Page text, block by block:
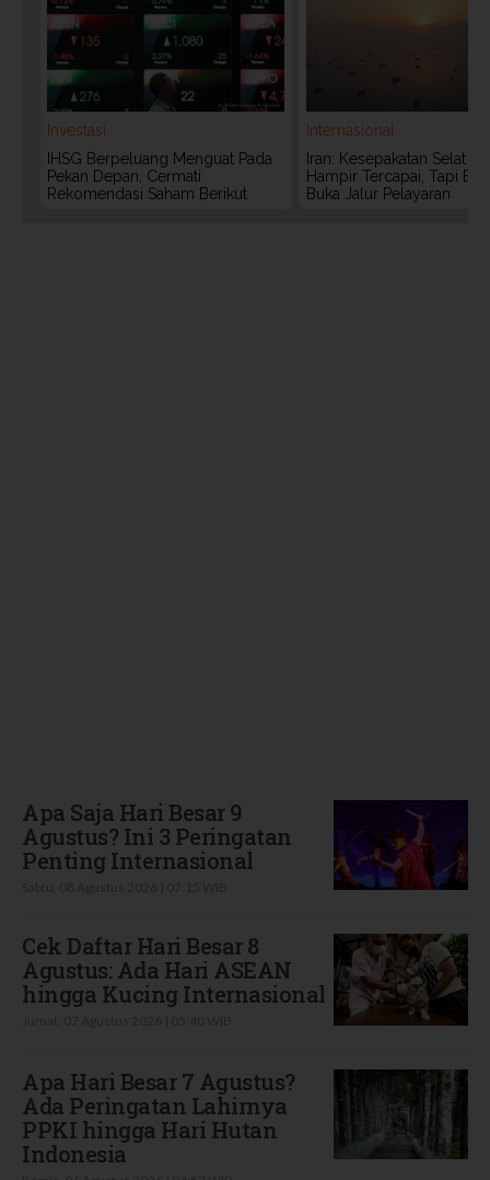
Investasi
IHSG Berpeluang Menguat Pada
Pekan Depan, Cermati
Rekomendasi Saham Berikut
Internasional
Iran: Kesepakatan Selat
Hampir Tercapai, Tapi
Buka Jalur Pelayaran
Apa Saja Hari Besar 9
Agustus? Ini 3 Peringatan
Penting Internasional
Cek Daftar Hari Besar 8
Agustus: Ada Hari ASEAN
hingga Kucing Internasional
Apa Hari Besar 7 Agustus?
Ada Peringatan Lahirnya
PPKI hingga Hari Hutan
Indonesia